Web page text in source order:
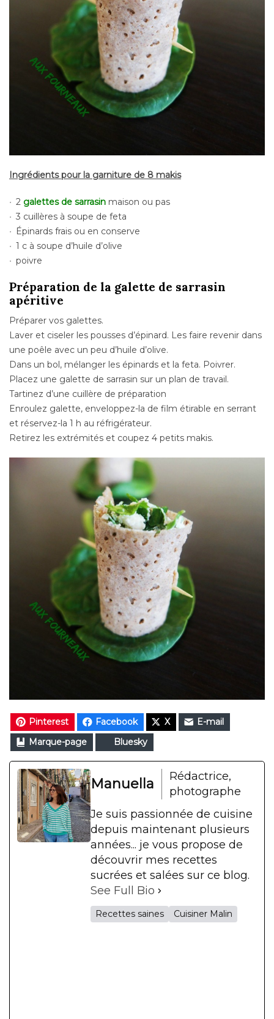
Ingrédients pour la garniture de 8 makis
2 galettes de sarrasin maison ou pas
3 cuillères à soupe de feta
Épinards frais ou en conserve
1 c à soupe d’huile d’olive
poivre
Préparation de la galette de sarrasin
apéritive
Préparer vos galettes.
Laver et ciseler les pousses d’épinard. Les faire revenir dans
une poêle avec un peu d’huile d’olive.
Dans un bol, mélanger les épinards et la feta. Poivrer.
Placez une galette de sarrasin sur un plan de travail.
Tartinez d’une cuillère de préparation
Enroulez galette, enveloppez-la de film étirable en serrant
et réservez-la 1 h au réfrigérateur.
Retirez les extrémités et coupez 4 petits makis.
Pinterest Facebook X
E-mail
Marque-page
Bluesky
Manuella
Rédactrice,
photographe
Je suis passionnée de cuisine
depuis maintenant plusieurs
années... je vous propose de
découvrir mes recettes
sucrées et salées sur ce blog.
See Full Bio
Recettes saines Cuisiner Malin